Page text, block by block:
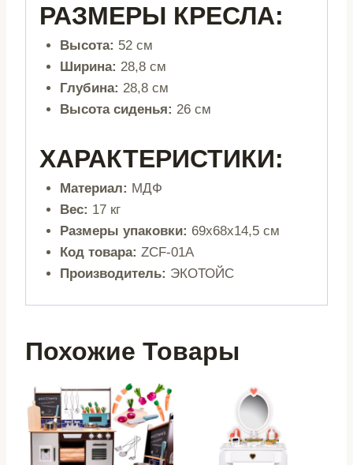
РАЗМЕРЫ КРЕСЛА:
Высота: 52 см
Ширина: 28,8 см
Глубина: 28,8 см
Высота сиденья: 26 см
ХАРАКТЕРИСТИКИ:
Материал: МДФ
Вес: 17 кг
Размеры упаковки: 69x68x14,5 см
Код товара: ZCF-01A
Производитель: ЭКОТОЙС
Похожие Товары